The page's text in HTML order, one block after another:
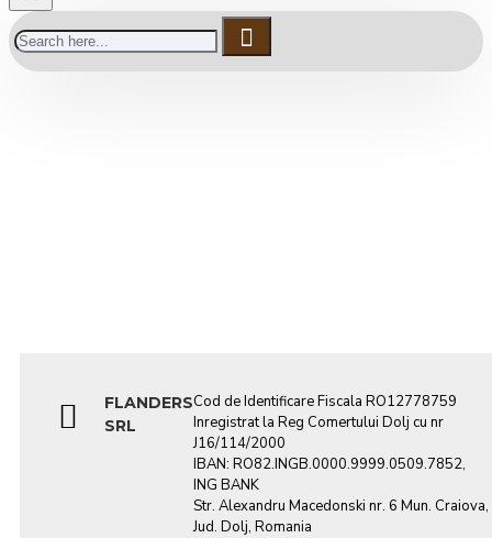
FLANDERS
SRL
Cod de Identificare Fiscala RO12778759
Inregistrat la Reg Comertului Dolj cu nr
J16/114/2000
IBAN: RO82.INGB.0000.9999.0509.7852,
ING BANK
Str. Alexandru Macedonski nr. 6 Mun. Craiova,
Jud. Dolj, Romania